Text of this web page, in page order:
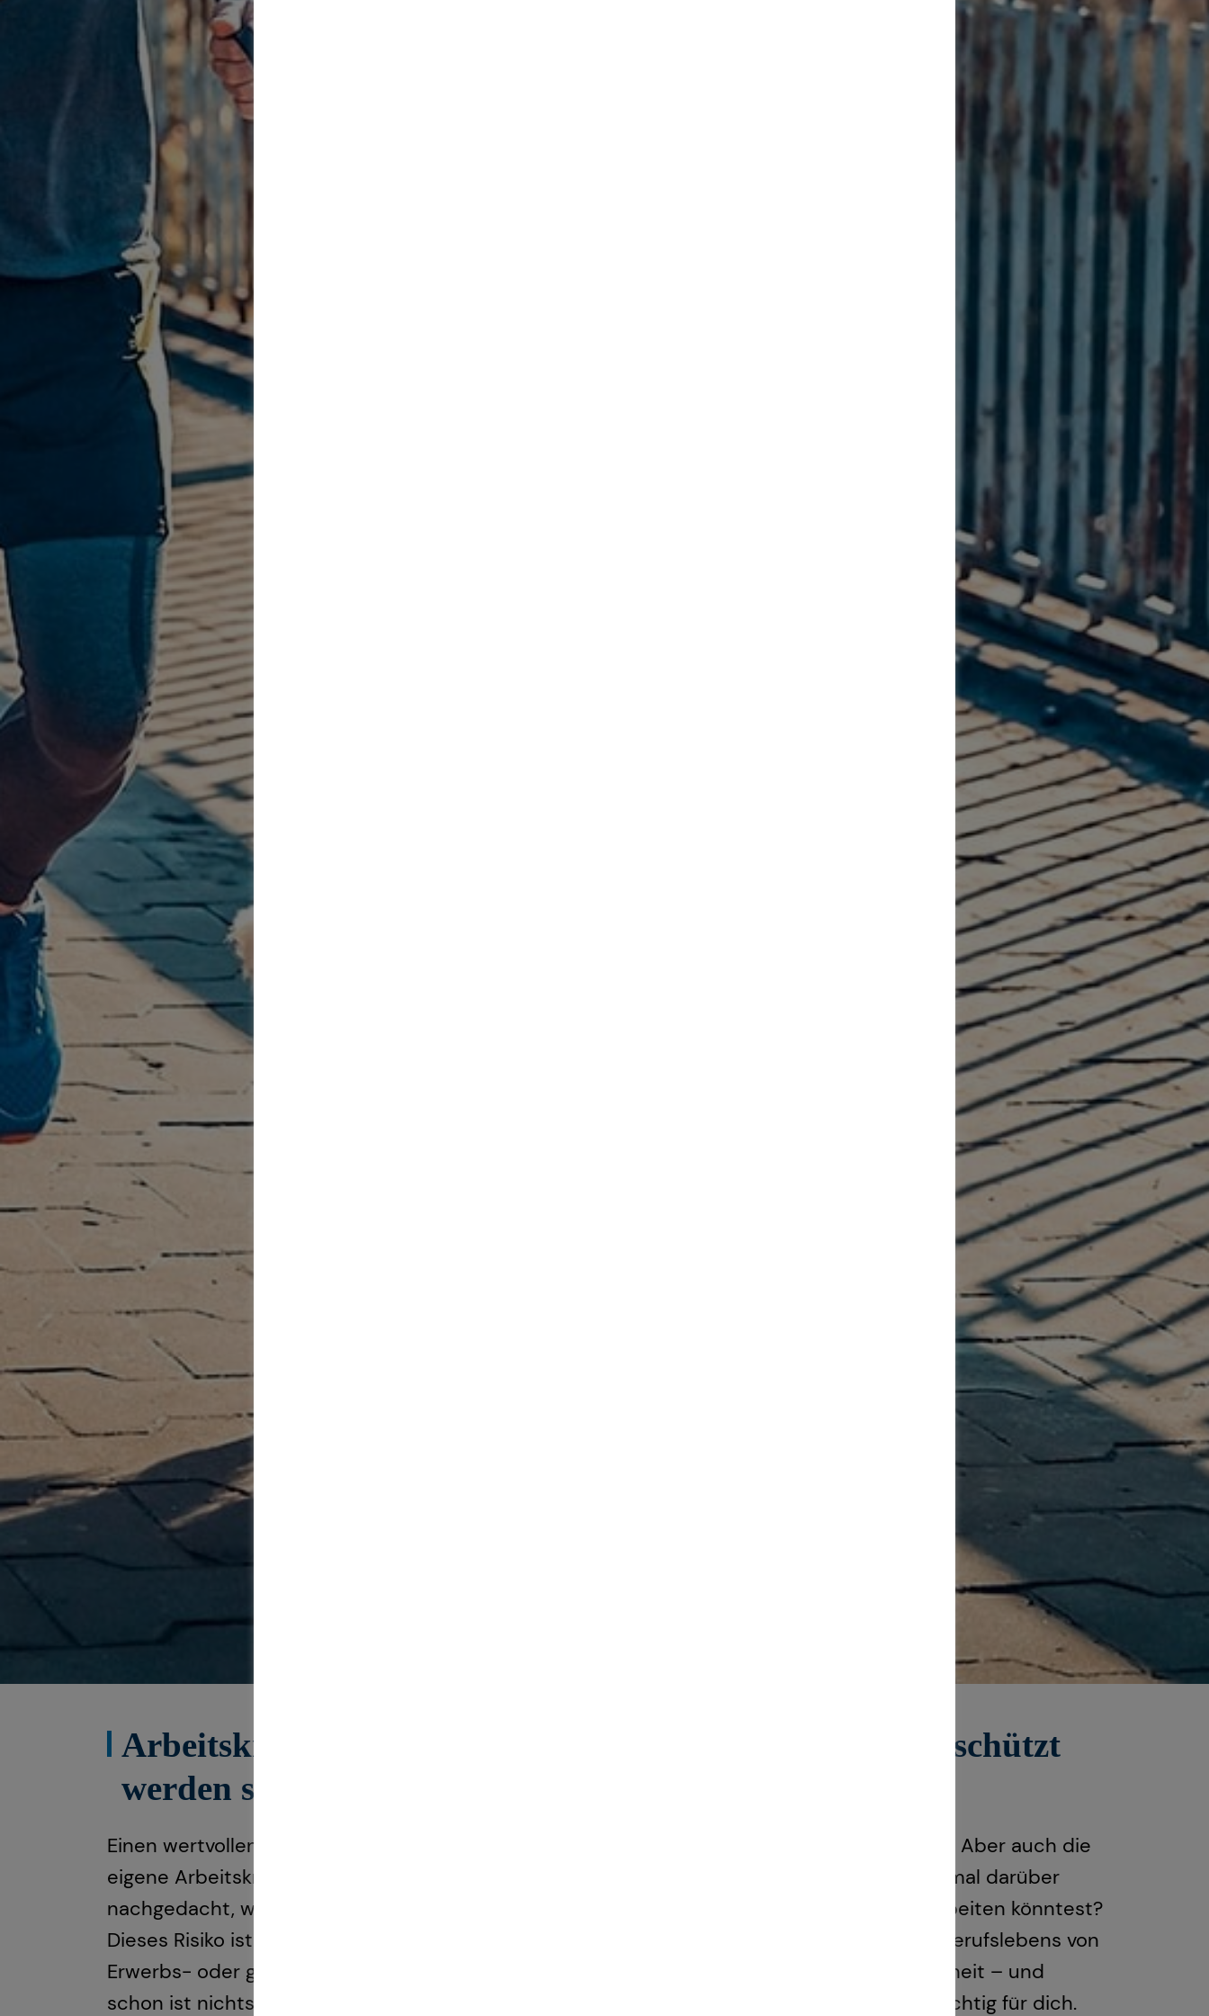
Arbeitskraftabsicherung: Warum deine Arbeitskraft geschützt
werden sollte
Einen wertvollen Gegenstand, das eigene Auto oder die Wohnung versichern? Klingt logisch. Aber auch die
eigene Arbeitskraft sollten erwerbstätige Menschen finanziell absichern. Hast du schon einmal darüber
nachgedacht, was passieren würde, wenn du aus gesundheitlichen Gründen nicht mehr arbeiten könntest?
Dieses Risiko ist viel höher, als die meisten vermuten. Jede vierte Person ist im Laufe ihres Berufslebens von
Erwerbs- oder gar Berufsunfähigkeit bedroht. Ein schlimmer Unfall oder eine schwere Krankheit – und
schon ist nichts mehr, wie es war. Deshalb ist die individuelle Arbeitskraftabsicherung so wichtig für dich.